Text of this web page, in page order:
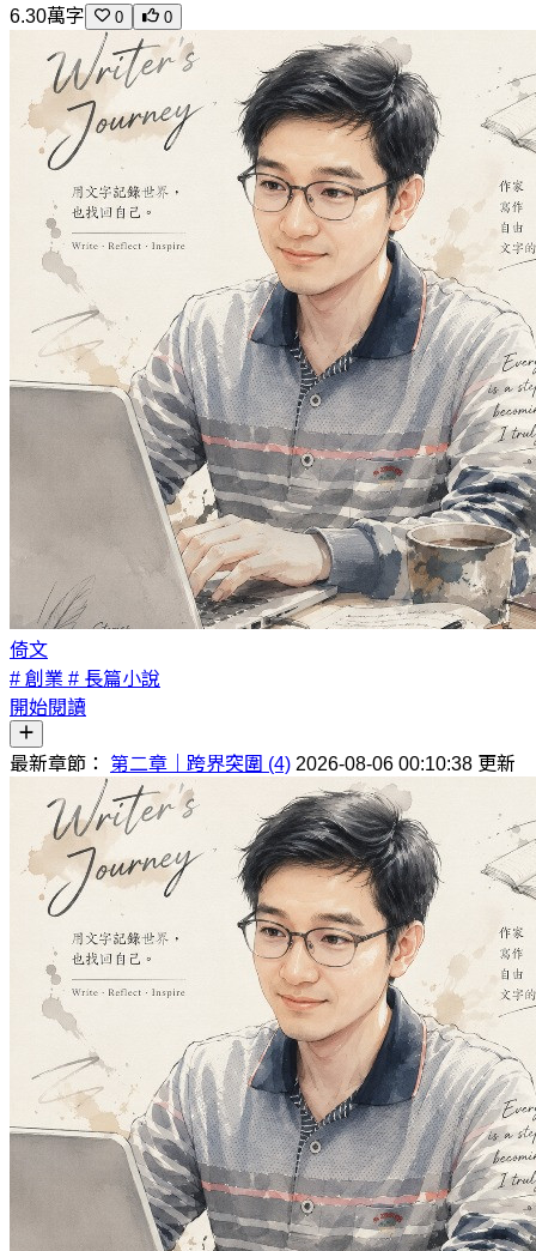
6.30萬字
0 0
倚文
# 創業 # 長篇小說
開始閱讀
最新章節： 第二章｜跨界突圍 (4) 2026-08-06 00:10:38 更新